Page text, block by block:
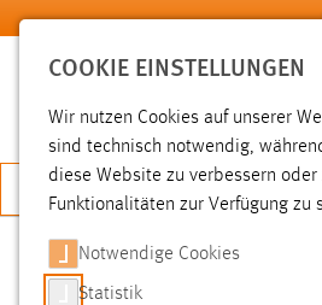
Zum Hauptinhalt springen
JETZT
SUCHE
COOKIE EINSTELLUNGEN
Wir nutzen Cookies auf unserer
sind technisch notwendig,
diese Website zu verbessern oder
Funktionalitäten zur Verfügung zu
Notwendige Cookies
Statistik